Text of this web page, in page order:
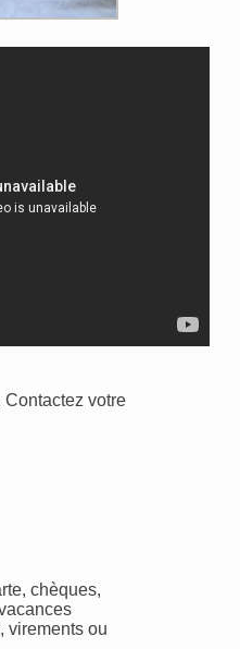
Contactez votre
chèques,
virements ou